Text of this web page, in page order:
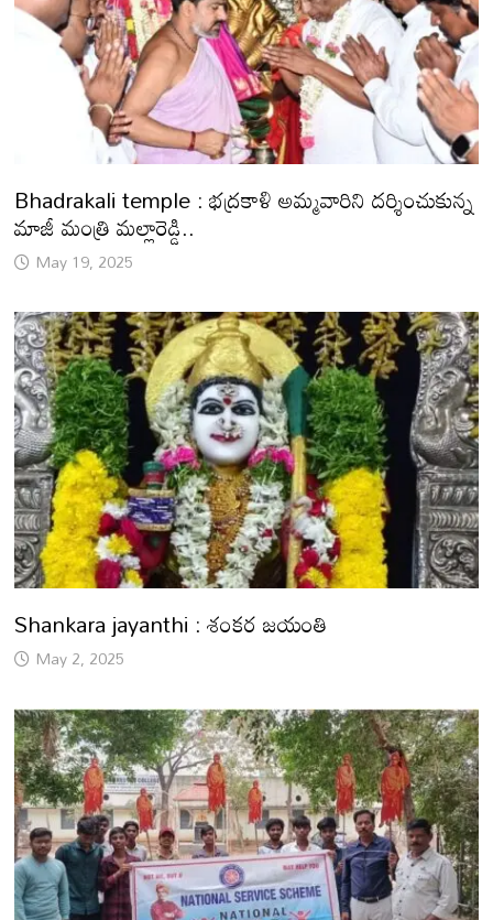
Bhadrakali temple : భద్రకాళి అమ్మవారిని దర్శించుకున్న
మాజీ మంత్రి మల్లారెడ్డి..
May 19, 2025
Shankara jayanthi : శంకర జయంతి
May 2, 2025